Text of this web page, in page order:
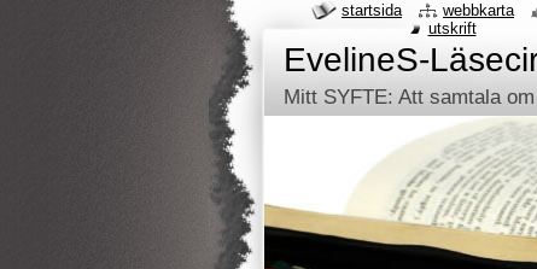
EvelineS-
Mitt SYFTE: Att samtala
startsida webbkarta
utskrift